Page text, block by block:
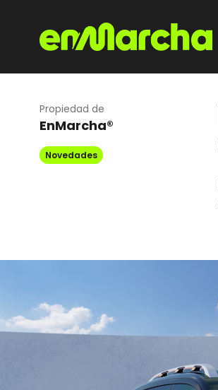
Propiedad de
EnMarcha®
Novedades